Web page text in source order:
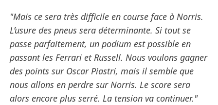
"Mais ce sera très difficile en course face à Norris.
L’usure des pneus sera déterminante. Si tout se
passe parfaitement, un podium est possible en
passant les Ferrari et Russell. Nous voulons gagner
des points sur Oscar Piastri, mais il semble que
nous allons en perdre sur Norris. Le score sera
alors encore plus serré. La tension va continuer."